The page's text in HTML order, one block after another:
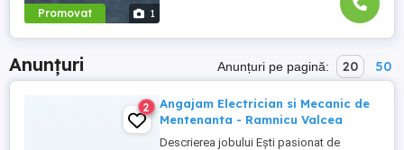
Promovat 1
Anunțuri Anunțuri pe pagină: 20 50
2
Angajam Electrician si Mecanic de
Mentenanta - Ramnicu Valcea
Descrierea jobului Ești pasionat de